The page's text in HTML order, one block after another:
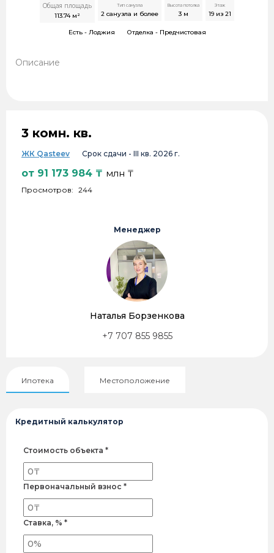
Общая площадь
113.74м²
Тип санузла
2 санузла и более
Высота потолка
3 м
Этаж
19 из 21
Есть - Лоджия Отделка - Предчистовая
Описание
3 комн. кв.
ЖК Qasteev Срок сдачи - III кв. 2026 г.
от 91 173 984 ₸ млн ₸
Просмотров: 244
Менеджер
Наталья Борзенкова
+7 707 855 9855
Ипотека Местоположение
Кредитный калькулятор
Стоимость объекта *
Первоначальный взнос *
Ставка, % *